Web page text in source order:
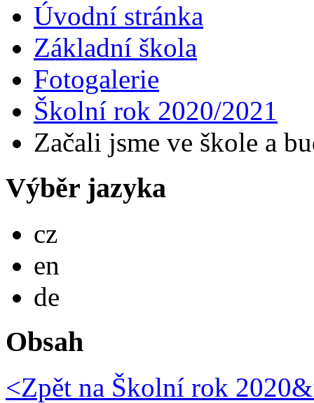
Úvodní stránka
Základní škola
Fotogalerie
Školní rok 2020/2021
Začali jsme ve škole a
Výběr jazyka
cz
en
de
Obsah
<Zpět na Školní rok